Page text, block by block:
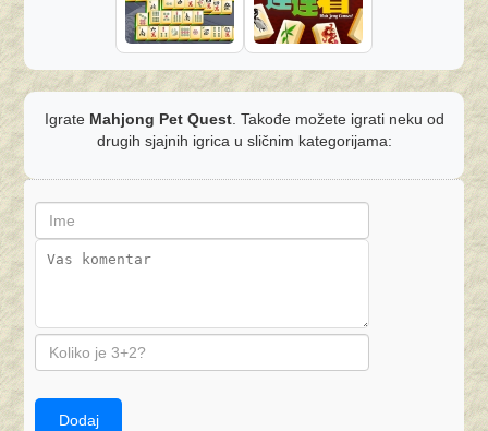
Igrate Mahjong Pet Quest. Takođe možete igrati neku od
drugih sjajnih igrica u sličnim kategorijama:
Dodaj